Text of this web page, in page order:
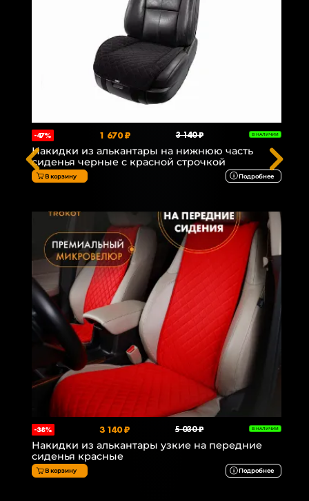
-47% 1 670 ₽ 3 140 ₽ В НАЛИЧИИ
Накидки из алькантары на нижнюю часть
сиденья черные с красной строчкой
В корзину Подробнее
-38% 3 140 ₽ 5 030 ₽ В НАЛИЧИИ
Накидки из алькантары узкие на передние
сиденья красные
В корзину Подробнее